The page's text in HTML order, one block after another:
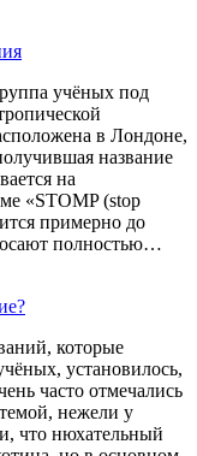
учёных под
в Лондоне,
название
на
«STOMP (stop
примерно до
полностью…
которые
установилось,
часто отмечались
нежели у
что нюхательный